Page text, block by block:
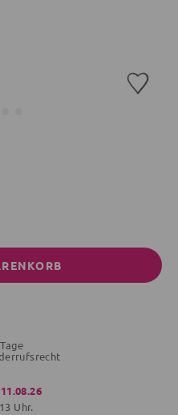
13 Uhr.